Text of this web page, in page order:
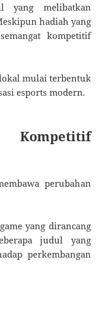
yang melibatkan
hadiah yang
kompetitif
mulai terbentuk
esports modern.
Kompetitif
perubahan
yang dirancang
judul yang
perkembangan